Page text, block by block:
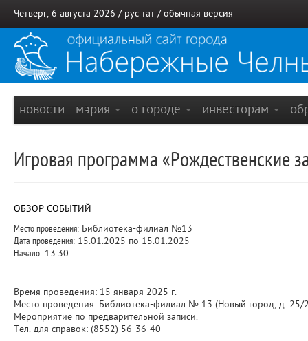
Четверг, 6 августа 2026 / рус тат / обычная версия
новости мэрия о городе инвесторам
Игровая программа «Рождественские
ОБЗОР СОБЫТИЙ
Место проведения: Библиотека-филиал №13
Дата проведения: 15.01.2025 по 15.01.2025
Начало: 13:30
Время проведения: 15 января 2025 г.
Место проведения: Библиотека-филиал № 13 (Новый город, д. 25/
Мероприятие по предварительной записи.
Тел. для справок: (8552) 56-36-40